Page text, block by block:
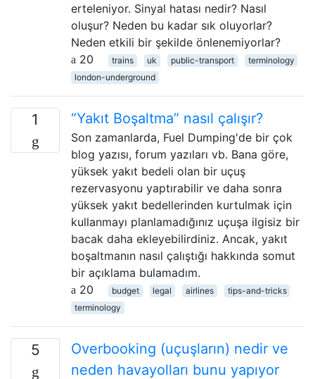
erteleniyor. Sinyal hatası nedir? Nasıl
oluşur? Neden bu kadar sık ​​oluyorlar?
Neden etkili bir şekilde önlenemiyorlar?
20
trains uk public-transport
terminology
london-underground
1 “Yakıt Boşaltma” nasıl çalışır?
Son zamanlarda, Fuel Dumping'de bir çok
blog yazısı, forum yazıları vb. Bana göre,
yüksek yakıt bedeli olan bir uçuş
rezervasyonu yaptırabilir ve daha sonra
yüksek yakıt bedellerinden kurtulmak için
kullanmayı planlamadığınız uçuşa ilgisiz bir
bacak daha ekleyebilirdiniz. Ancak, yakıt
boşaltmanın nasıl çalıştığı hakkında somut
bir açıklama bulamadım.
20
budget legal airlines
tips-and-tricks
terminology
5
Overbooking (uçuşların) nedir ve
neden havayolları bunu yapıyor